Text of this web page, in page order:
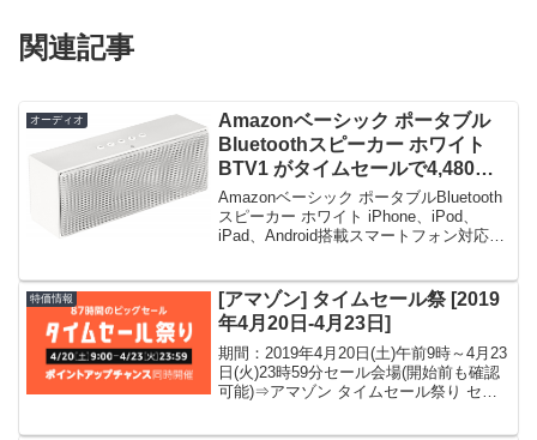
関連記事
オーディオ
Amazonベーシック ポータブル
Bluetoothスピーカー ホワイト
BTV1 がタイムセールで4,480
円！
Amazonベーシック ポータブルBluetooth
スピーカー ホワイト iPhone、iPod、
iPad、Android搭載スマートフォン対応限
イト...
特価情報
[アマゾン] タイムセール祭 [2019
年4月20日-4月23日]
期間：2019年4月20日(土)午前9時～4月23
日(火)23時59分セール会場(開始前も確認
可能)⇒アマゾン タイムセール祭り セー